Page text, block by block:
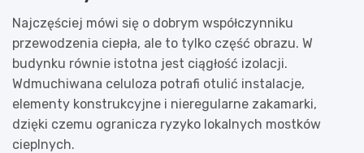
Najczęściej mówi się o dobrym współczynniku
przewodzenia ciepła, ale to tylko część obrazu. W
budynku równie istotna jest ciągłość izolacji.
Wdmuchiwana celuloza potrafi otulić instalacje,
elementy konstrukcyjne i nieregularne zakamarki,
dzięki czemu ogranicza ryzyko lokalnych mostków
cieplnych.